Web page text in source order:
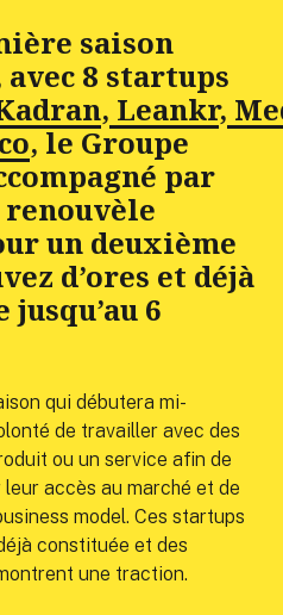
saison
8 startups
, Leankr,
, le Groupe
par
renouvèle
un deuxième
d’ores et déjà
6
qui débutera mi-
de travailler avec des
ou un service afin de
accès au marché et de
model. Ces startups
constituée et des
une traction.